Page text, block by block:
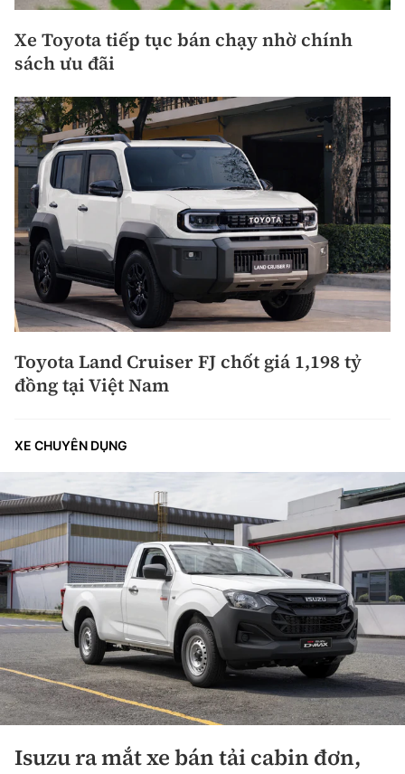
Xe Toyota tiếp tục bán chạy nhờ chính
sách ưu đãi
Toyota Land Cruiser FJ chốt giá 1,198 tỷ
đồng tại Việt Nam
XE CHUYÊN DỤNG
Isuzu ra mắt xe bán tải cabin đơn,